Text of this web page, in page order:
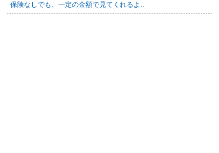
保険なしでも、一定の金額で見てくれるよ..